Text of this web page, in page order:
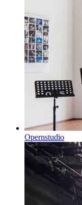
Opernstudio